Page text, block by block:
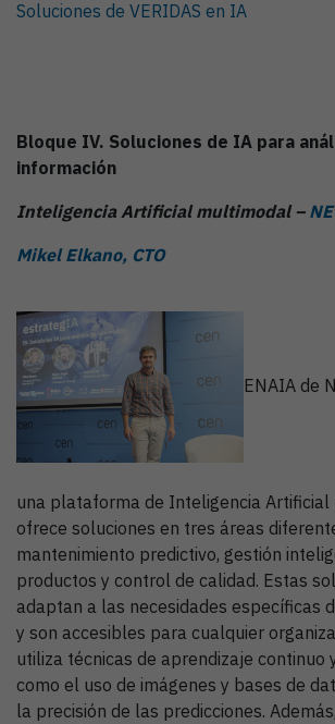
Soluciones de VERIDAS en IA
Bloque IV. Soluciones de IA para
información
Inteligencia Artificial multimodal –
Mikel Elkano, CTO
ENAIA de
una plataforma de Inteligencia
ofrece soluciones en tres áreas
mantenimiento predictivo, gestión
productos y control de calidad. Estas
adaptan a las necesidades específicas
y son accesibles para cualquier
utiliza técnicas de aprendizaje continuo
como el uso de imágenes y bases de
la precisión de las predicciones.